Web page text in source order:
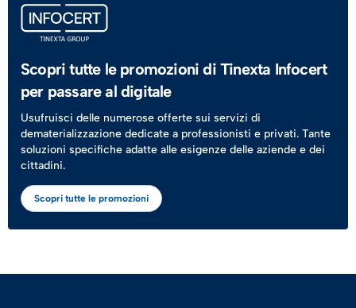
Scopri tutte le promozioni di Tinexta Infocert
per passare al digitale
Usufruisci delle numerose offerte sui servizi di
dematerializzazione dedicate a professionisti e privati. Tante
soluzioni specifiche adatte alle esigenze delle aziende e dei
cittadini.
Scopri tutte le promozioni